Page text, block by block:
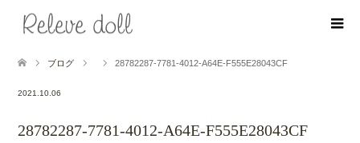
ブログ 28782287-7781-4012-A64E-F555E28043CF
2021.10.06
28782287-7781-4012-A64E-F555E28043CF